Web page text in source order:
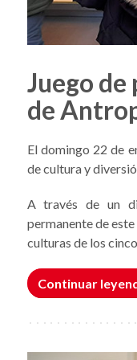
Juego
de
El domingo 22 de
de cultura y
A través de un
permanente de
culturas de los
Continuar